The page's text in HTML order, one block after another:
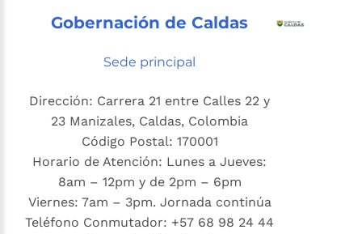
Gobernación de Caldas
Sede principal
Dirección: Carrera 21 entre Calles 22 y
23 Manizales, Caldas, Colombia
Código Postal: 170001
Horario de Atención: Lunes a Jueves:
8am – 12pm y de 2pm – 6pm
Viernes: 7am – 3pm. Jornada continúa
Teléfono Conmutador: +57 68 98 24 44